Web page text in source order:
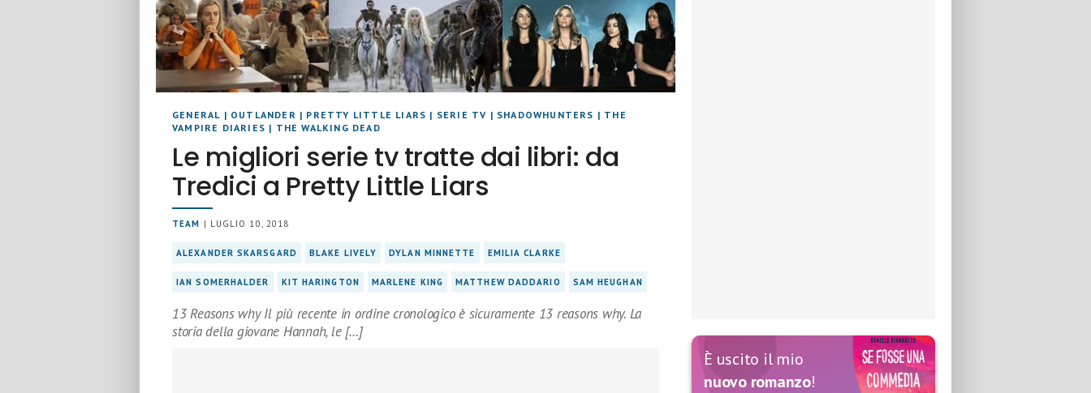
GENERAL | OUTLANDER | PRETTY LITTLE LIARS | SERIE TV | SHADOWHUNTERS | THE
VAMPIRE DIARIES | THE WALKING DEAD
Le migliori serie tv tratte dai libri: da
Tredici a Pretty Little Liars
TEAM | LUGLIO 10, 2018
ALEXANDER SKARSGARD BLAKE LIVELY DYLAN MINNETTE EMILIA CLARKE
IAN SOMERHALDER KIT HARINGTON MARLENE KING MATTHEW DADDARIO SAM HEUGHAN
13 Reasons why Il più recente in ordine cronologico è sicuramente 13 reasons why. La
storia della giovane Hannah, le […]
È uscito il mio
nuovo romanzo!